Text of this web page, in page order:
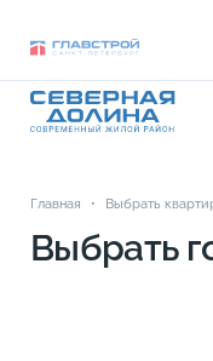
Главная • Выбрать
Выбрать